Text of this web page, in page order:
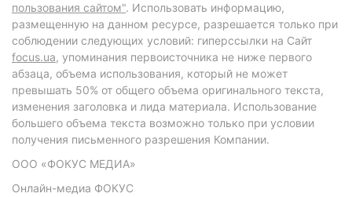
пользования сайтом". Использовать информацию,
размещенную на данном ресурсе, разрешается только при
соблюдении следующих условий: гиперссылки на Сайт
focus.ua, упоминания первоисточника не ниже первого
абзаца, объема использования, который не может
превышать 50% от общего объема оригинального текста,
изменения заголовка и лида материала. Использование
большего объема текста возможно только при условии
получения письменного разрешения Компании.
ООО «ФОКУС МЕДИА»
Онлайн-медиа ФОКУС